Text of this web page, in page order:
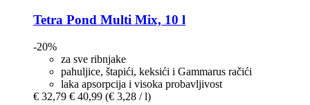
Tetra Pond Multi Mix, 10 l
-20%
za sve ribnjake
pahuljice, štapići, keksići i Gammarus račići
laka apsorpcija i visoka probavljivost
€ 32,79 € 40,99 (€ 3,28 / l)